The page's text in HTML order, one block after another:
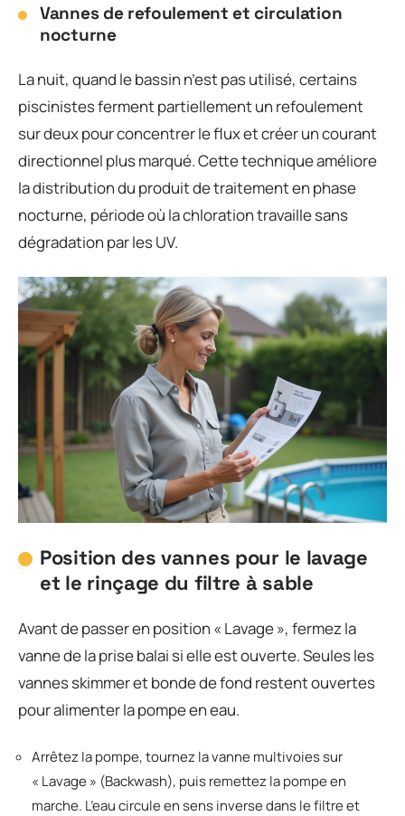
Vannes de refoulement et circulation
nocturne
La nuit, quand le bassin n’est pas utilisé, certains
piscinistes ferment partiellement un refoulement
sur deux pour concentrer le flux et créer un courant
directionnel plus marqué. Cette technique améliore
la distribution du produit de traitement en phase
nocturne, période où la chloration travaille sans
dégradation par les UV.
Position des vannes pour le lavage
et le rinçage du filtre à sable
Avant de passer en position « Lavage », fermez la
vanne de la prise balai si elle est ouverte. Seules les
vannes skimmer et bonde de fond restent ouvertes
pour alimenter la pompe en eau.
Arrêtez la pompe, tournez la vanne multivoies sur
« Lavage » (Backwash), puis remettez la pompe en
marche. L’eau circule en sens inverse dans le filtre et